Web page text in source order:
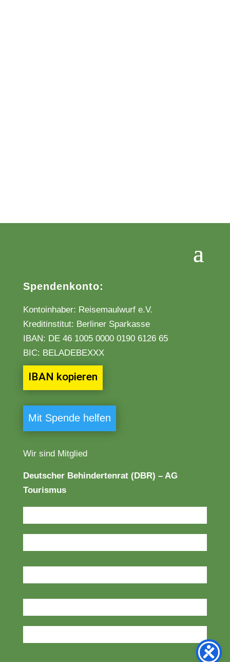
Spendenkonto:
Kontoinhaber: Reisemaulwurf e.V.
Kreditinstitut: Berliner Sparkasse
IBAN: DE 46 1005 0000 0190 6126 65
BIC: BELADEBEXXX
IBAN kopieren
Mit Spende helfen
Wir sind Mitglied
Deutscher Behindertenrat (DBR) – AG
Tourismus